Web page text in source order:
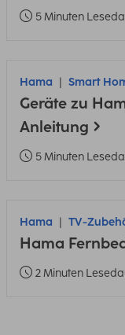
5 Minuten
Hama Smart
Geräte zu
Anleitung
5 Minuten
Hama TV-
Hama
2 Minuten